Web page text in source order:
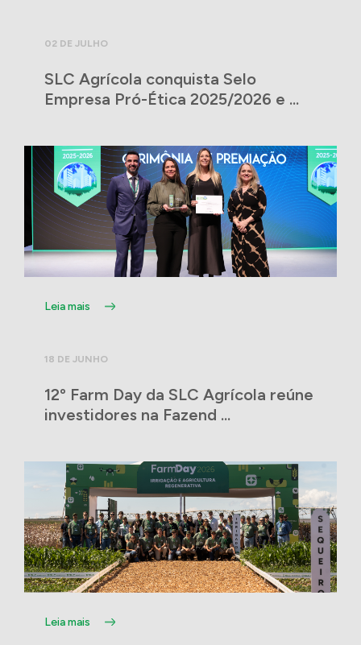
02 DE JULHO
SLC Agrícola conquista Selo
Empresa Pró-Ética 2025/2026 e ...
Leia mais
18 DE JUNHO
12º Farm Day da SLC Agrícola reúne
investidores na Fazend ...
Leia mais